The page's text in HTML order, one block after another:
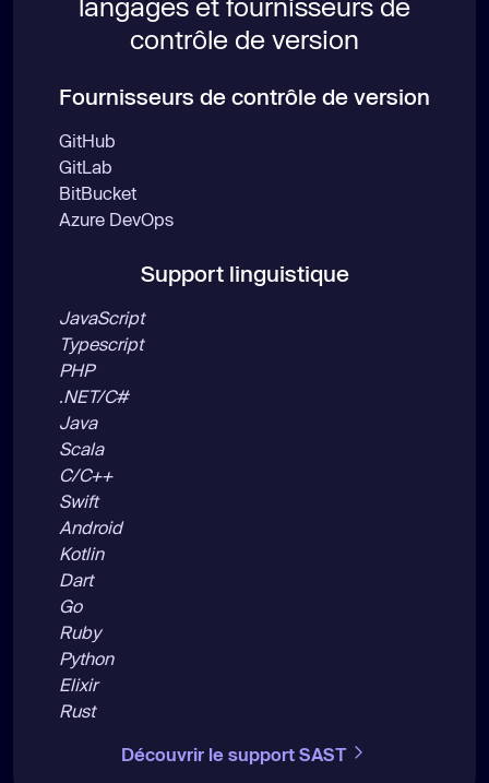
contrôle de version
Fournisseurs de contrôle de version
GitHub
GitLab
BitBucket
Azure DevOps
Support linguistique
JavaScript
Typescript
PHP
.NET/C#
Java
Scala
C/C++
Swift
Android
Kotlin
Dart
Go
Ruby
Python
Elixir
Rust
Découvrir le support SAST